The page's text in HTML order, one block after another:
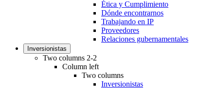
Ética y Cumplimiento
Dónde encontrarnos
Trabajando en IP
Proveedores
Relaciones gubernamentales
Inversionistas
Two columns 2-2
Column left
Two columns
Inversionistas